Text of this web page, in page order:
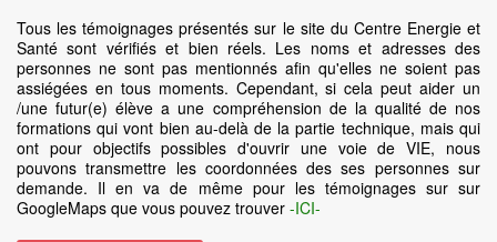
Tous les témoignages présentés sur le site du Centre Energie et
Santé sont vérifiés et bien réels. Les noms et adresses des
personnes ne sont pas mentionnés afin qu'elles ne soient pas
assiégées en tous moments. Cependant, si cela peut aider un
/une futur(e) élève a une compréhension de la qualité de nos
formations qui vont bien au-delà de la partie technique, mais qui
ont pour objectifs possibles d'ouvrir une voie de VIE, nous
pouvons transmettre les coordonnées des ses personnes sur
demande. Il en va de même pour les témoignages sur sur
GoogleMaps que vous pouvez trouver -ICI-